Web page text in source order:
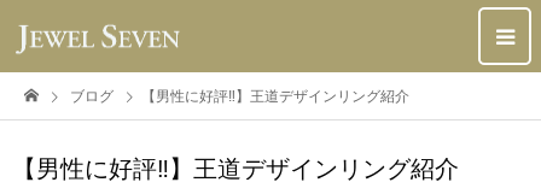
ブログ 【男性に好評‼︎】王道デザインリング紹介
【男性に好評‼︎】王道デザインリング紹介